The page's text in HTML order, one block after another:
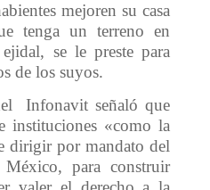
mejoren su casa
tenga un terreno en
se le preste para
de los suyos.
Infonavit señaló que
instituciones «como la
dirigir por mandato del
México, para construir